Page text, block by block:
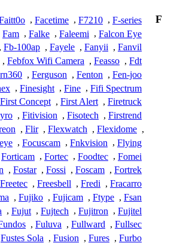
F
F-series
,
F7210
,
Facetime
,
Falcon Eye
,
Faleemi
,
Falke
,
Fam
Fanvil
,
Fanyii
,
Fayele
,
Fb-100ap
,
Fdt
,
Feasso
,
Febfox Wifi Camera
,
Fen-joo
,
Fenton
,
Ferguson
,
Fifi Spectrum
,
Fine
,
Finesight
,
Firetruck
,
First Alert
,
First Concept
Firstrend
,
Fisotech
,
Fitivision
,
,
Flexidome
,
Flexwatch
,
Flir
,
Flying
,
Fnkvision
,
Focuscam
,
Fomei
,
Foodtec
,
Fortec
,
Forticam
Fortrek
,
Foscam
,
Fossi
,
Fostar
,
Fracarro
,
Fredi
,
Freesbell
,
Freetec
Fsan
,
Ftype
,
Fujicam
,
Fujiko
,
Fujitel
,
Fujitron
,
Fujtech
,
Fujut
,
Fullsec
,
Fullward
,
Fuluva
,
Furbo
,
Fures
,
Fusion
,
Fustes Sola